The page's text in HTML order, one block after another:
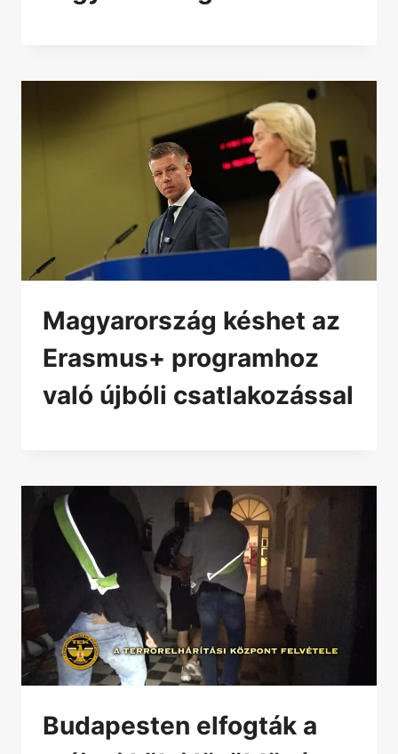
Magyarország késhet az
Erasmus+ programhoz
való újbóli csatlakozással
Budapesten elfogták a